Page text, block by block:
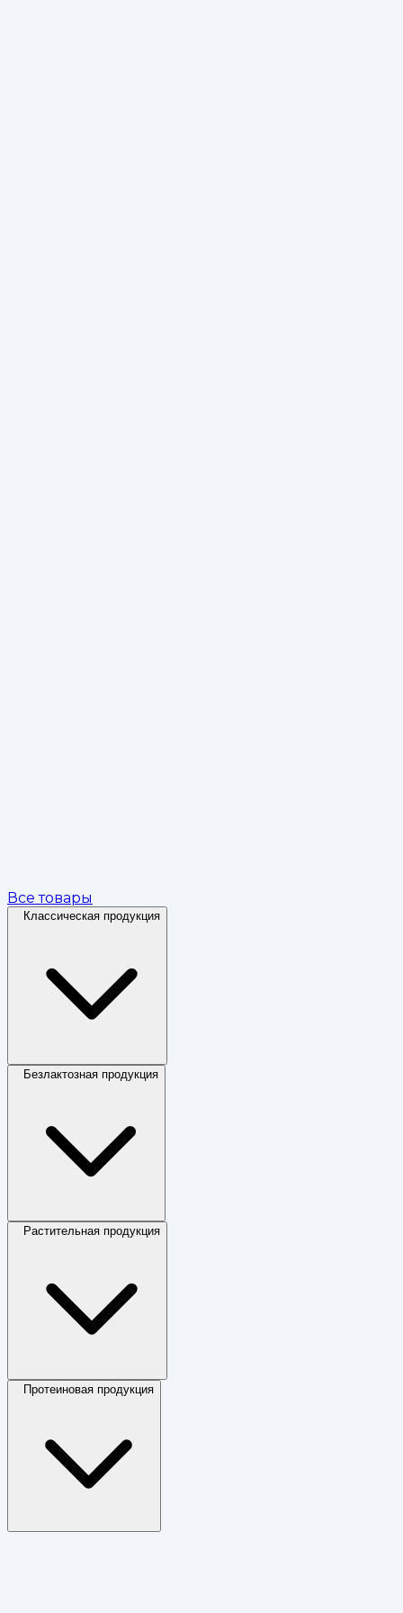
Все товары
Классическая продукция
Безлактозная продукция
Растительная продукция
Протеиновая продукция